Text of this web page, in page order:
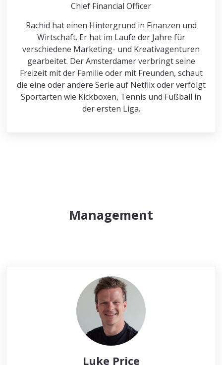
Chief Financial Officer
Rachid hat einen Hintergrund in Finanzen und
Wirtschaft. Er hat im Laufe der Jahre für
verschiedene Marketing- und Kreativagenturen
gearbeitet. Der Amsterdamer verbringt seine
Freizeit mit der Familie oder mit Freunden, schaut
die eine oder andere Serie auf Netflix oder verfolgt
Sportarten wie Kickboxen, Tennis und Fußball in
der ersten Liga.
Management
Luke Price